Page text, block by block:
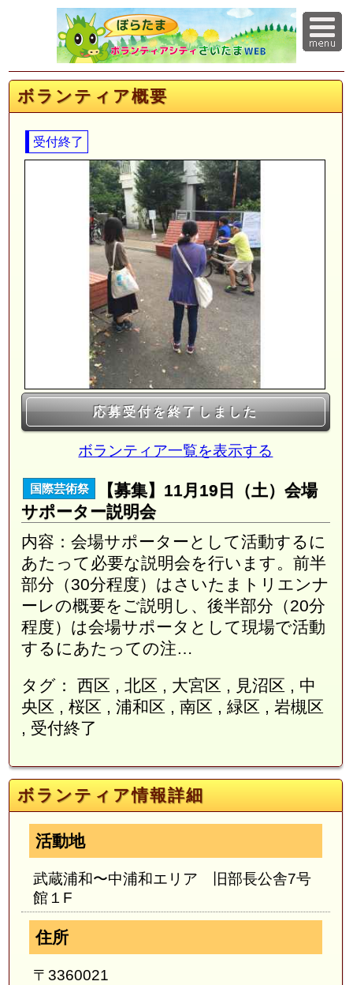
ボランティア概要
受付終了
応募受付を終了しました
ボランティア一覧を表示する
国際芸術祭
【募集】11月19日（土）会場
サポーター説明会
内容：会場サポーターとして活動するに
あたって必要な説明会を行います。前半
部分（30分程度）はさいたまトリエンナ
ーレの概要をご説明し、後半部分（20分
程度）は会場サポータとして現場で活動
するにあたっての注…
タグ： 西区 , 北区 , 大宮区 , 見沼区 , 中
央区 , 桜区 , 浦和区 , 南区 , 緑区 , 岩槻区
, 受付終了
ボランティア情報詳細
活動地
武蔵浦和〜中浦和エリア 旧部長公舎7号
館１F
住所
〒3360021